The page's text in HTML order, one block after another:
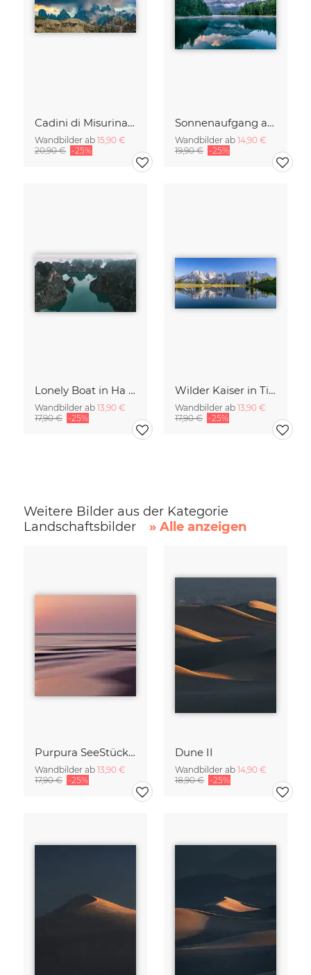
Cadini di Misurina im Sommer - Panorama
Wandbilder ab 15,90 €
20,90 € -25%
Sonnenaufgang am Eibsee Bayern
Wandbilder ab 14,90 €
19,90 € -25%
Lonely Boat in Ha Long Bay Vietnam
Wandbilder ab 13,90 €
17,90 € -25%
Wilder Kaiser in Tirol
Wandbilder ab 13,90 €
17,90 € -25%
Weitere Bilder aus der Kategorie
Landschaftsbilder
» Alle anzeigen
Purpura SeeStück No.18
Wandbilder ab 13,90 €
17,90 € -25%
Dune II
Wandbilder ab 14,90 €
18,90 € -25%